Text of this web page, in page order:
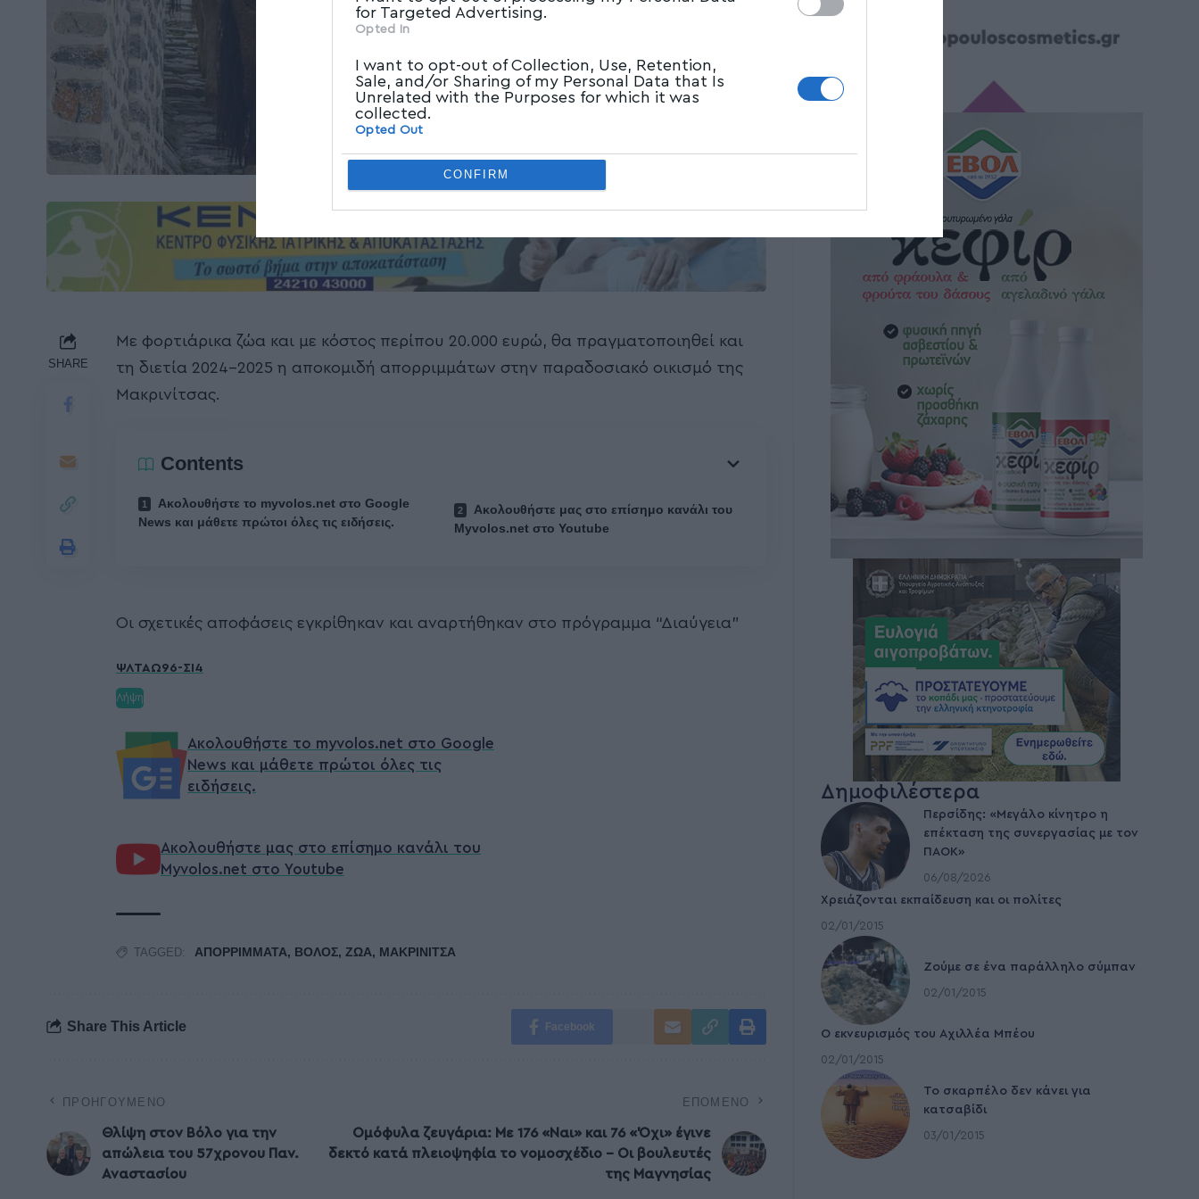
for Targeted Advertising.
Opted In
I want to opt-out of Collection, Use, Retention,
Sale, and/or Sharing of my Personal Data that Is
Unrelated with the Purposes for which it was
collected.
Opted Out
CONFIRM
SHARE
Με φορτιάρικα ζώα και με κόστος περίπου 20.000 ευρώ, θα πραγματοποιηθεί και
τη διετία 2024-2025 η αποκομιδή απορριμμάτων στην παραδοσιακό οικισμό της
Μακρινίτσας.
Contents
Ακολουθήστε το myvolos.net στο Google
News και μάθετε πρώτοι όλες τις ειδήσεις.
Ακολουθήστε μας στο επίσημο κανάλι του
Myvolos.net στο Youtube
Οι σχετικές αποφάσεις εγκρίθηκαν και αναρτήθηκαν στο πρόγραμμα “Διαύγεια”
ΨΛΤΑΩ96-ΣΙ4
Λήψη
Ακολουθήστε το myvolos.net στο Google
News και μάθετε πρώτοι όλες τις
ειδήσεις.
Ακολουθήστε μας στο επίσημο κανάλι του
Myvolos.net στο Youtube
TAGGED: ΑΠΟΡΡΙΜΜΑΤΑ, ΒΟΛΟΣ, ΖΩΑ, ΜΑΚΡΙΝΙΤΣΑ
Share This Article Facebook
ΠΡΟΗΓΟΎΜΕΝΟ
Θλίψη στον Βόλο για την
απώλεια του 57χρονου Παν.
Αναστασίου
ΕΠΌΜΕΝΟ
Ομόφυλα ζευγάρια: Με 176 «Ναι» και 76 «Όχι» έγινε
δεκτό κατά πλειοψηφία το νομοσχέδιο – Οι βουλευτές
της Μαγνησίας
Δημοφιλέστερα
Περσίδης: «Μεγάλο κίνητρο η
επέκταση της συνεργασίας με τον
ΠΑΟΚ»
06/08/2026
Χρειάζονται εκπαίδευση και οι πολίτες
02/01/2015
Ζούμε σε ένα παράλληλο σύμπαν
02/01/2015
Ο εκνευρισμός του Αχιλλέα Μπέου
02/01/2015
To σκαρπέλο δεν κάνει για
κατσαβίδι
03/01/2015